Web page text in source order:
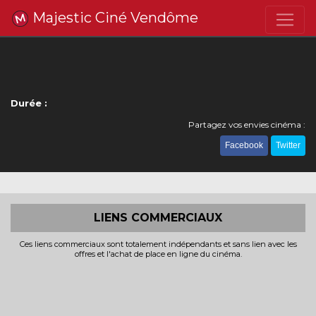
Majestic Ciné Vendôme
Durée :
Partagez vos envies cinéma :
Facebook Twitter
LIENS COMMERCIAUX
Ces liens commerciaux sont totalement indépendants et sans lien avec les
offres et l'achat de place en ligne du cinéma.